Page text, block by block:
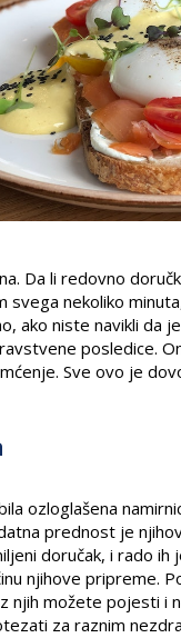
Da li redovno
svega nekoliko
ako niste navikli
posledice.
Sve ovo je
ozloglašena
prednost je
doručak, i rado
njihove pripreme.
njih možete pojesti
za raznim